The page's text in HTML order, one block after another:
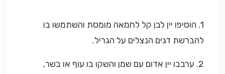
1. הוסיפו יין לבן קל לחמאה מומסת והשתמשו בו
להברשת דגים הנצלים על הגריל.
2. ערבבו יין אדום עם שמן והשקו בו עוף או בשר,